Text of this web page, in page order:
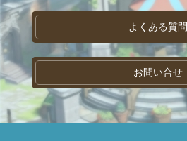
よくある質問
お問い合せ